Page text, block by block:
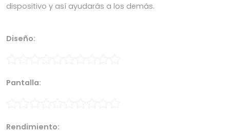
dispositivo y así ayudarás a los demás.
Diseño:
Pantalla:
Rendimiento: